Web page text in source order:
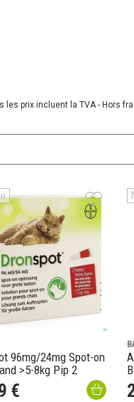
les prix incluent la TVA - Hors
96mg/24mg Spot-on
>5-8kg Pip 2
€